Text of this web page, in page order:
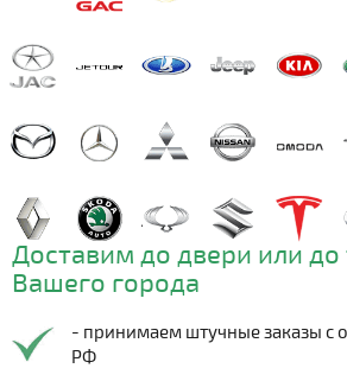
Доставим до двери или
Вашего города
- принимаем штучные заказы с
РФ